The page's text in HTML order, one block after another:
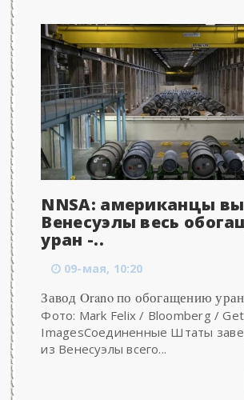
NNSA: американцы
Венесуэлы весь
уран -..
09-мая, 10:20
Завод Orano по обогащению
Фото: Mark Felix / Bloomberg /
ImagesСоединенные Штаты
из Венесуэлы всего...